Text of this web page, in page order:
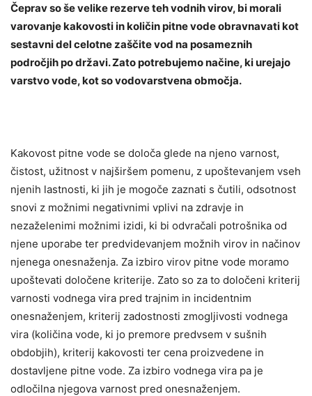
Čeprav so še velike rezerve teh vodnih virov, bi morali
varovanje kakovosti in količin pitne vode obravnavati kot
sestavni del celotne zaščite vod na posameznih
področjih po državi. Zato potrebujemo načine, ki urejajo
varstvo vode, kot so vodovarstvena območja.
Kakovost pitne vode se določa glede na njeno varnost,
čistost, užitnost v najširšem pomenu, z upoštevanjem vseh
njenih lastnosti, ki jih je mogoče zaznati s čutili, odsotnost
snovi z možnimi negativnimi vplivi na zdravje in
nezaželenimi možnimi izidi, ki bi odvračali potrošnika od
njene uporabe ter predvidevanjem možnih virov in načinov
njenega onesnaženja. Za izbiro virov pitne vode moramo
upoštevati določene kriterije. Zato so za to določeni kriterij
varnosti vodnega vira pred trajnim in incidentnim
onesnaženjem, kriterij zadostnosti zmogljivosti vodnega
vira (količina vode, ki jo premore predvsem v sušnih
obdobjih), kriterij kakovosti ter cena proizvedene in
dostavljene pitne vode. Za izbiro vodnega vira pa je
odločilna njegova varnost pred onesnaženjem.